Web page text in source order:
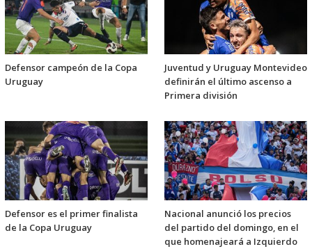
Defensor campeón de la Copa
Uruguay
Juventud y Uruguay Montevideo
definirán el último ascenso a
Primera división
Defensor es el primer finalista
de la Copa Uruguay
Nacional anunció los precios
del partido del domingo, en el
que homenajeará a Izquierdo